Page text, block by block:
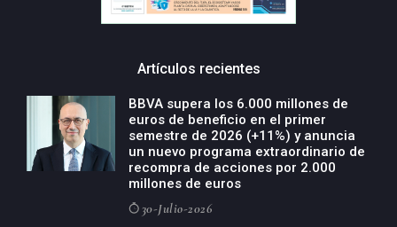
Artículos recientes
BBVA supera los 6.000 millones de
euros de beneficio en el primer
semestre de 2026 (+11%) y anuncia
un nuevo programa extraordinario de
recompra de acciones por 2.000
millones de euros
30-Julio-2026